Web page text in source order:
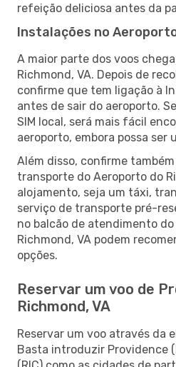
refeição deliciosa antes da
Instalações no
A maior parte dos voos
Richmond, VA. Depois de
confirme que tem ligação à
antes de sair do aeroporto.
SIM local, será mais fácil
aeroporto, embora possa ser
Além disso, confirme
transporte do Aeroporto do
alojamento, seja um táxi,
serviço de transporte pré-
no balcão de atendimento
Richmond, VA podem
opções.
Reservar um voo de
Richmond, VA
Reservar um voo através da
Basta introduzir Providence